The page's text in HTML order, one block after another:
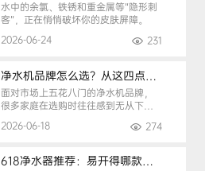
水中的余氯、铁锈和重金属等“隐形刺
客”，正在悄悄破坏你的皮肤屏障。
2026-06-24
231
净水机品牌怎么选？从这四点入手，避开90%的选购陷阱
面对市场上五花八门的净水机品牌，
很多家庭在选购时往往感到无从下
2026-06-18 274
618净水器推荐：易开得哪款最适合你？